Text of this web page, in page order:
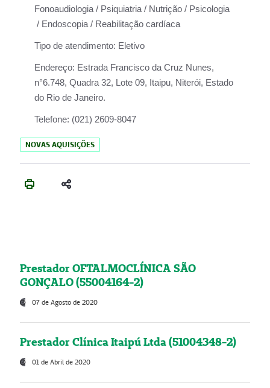
Fonoaudiologia / Psiquiatria / Nutrição / Psicologia
/ Endoscopia / Reabilitação cardíaca
Tipo de atendimento: Eletivo
Endereço: Estrada Francisco da Cruz Nunes,
n°6.748, Quadra 32, Lote 09, Itaipu, Niterói, Estado
do Rio de Janeiro.
Telefone: (021) 2609-8047
NOVAS AQUISIÇÕES
Prestador OFTALMOCLÍNICA SÃO
GONÇALO (55004164-2)
07 de Agosto de 2020
Prestador Clínica Itaipú Ltda (51004348-2)
01 de Abril de 2020